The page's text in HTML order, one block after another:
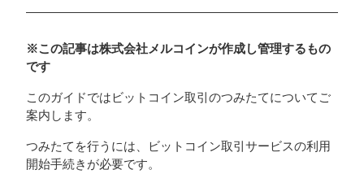
※この記事は株式会社メルコインが作成し管理するもの
です
このガイドではビットコイン取引のつみたてについてご
案内します。
つみたてを行うには、ビットコイン取引サービスの利用
開始手続きが必要です。